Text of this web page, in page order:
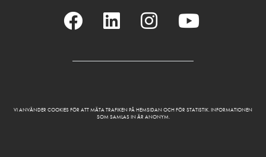
VI ANVÄNDER COOKIES FÖR ATT MÄTA TRAFIKEN PÅ HEMSIDAN OCH FÖR STATISTIK. INFORMATIONEN
SOM SAMLAS IN ÄR ANONYM.